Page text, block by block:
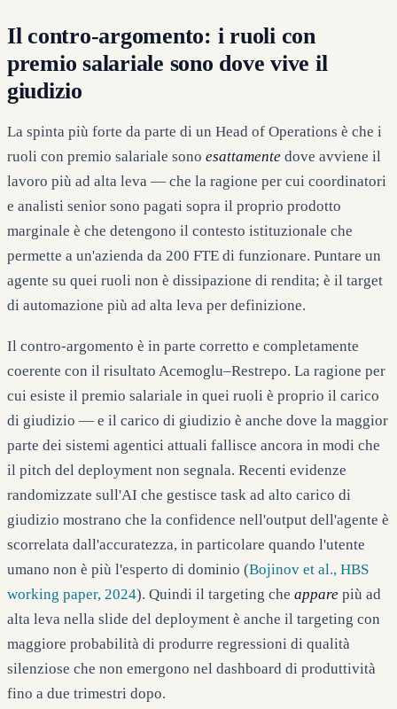
Il contro-argomento: i ruoli con
premio salariale sono dove vive il
giudizio
La spinta più forte da parte di un Head of Operations è che i
ruoli con premio salariale sono esattamente dove avviene il
lavoro più ad alta leva — che la ragione per cui coordinatori
e analisti senior sono pagati sopra il proprio prodotto
marginale è che detengono il contesto istituzionale che
permette a un'azienda da 200 FTE di funzionare. Puntare un
agente su quei ruoli non è dissipazione di rendita; è il target
di automazione più ad alta leva per definizione.
Il contro-argomento è in parte corretto e completamente
coerente con il risultato Acemoglu–Restrepo. La ragione per
cui esiste il premio salariale in quei ruoli è proprio il carico
di giudizio — e il carico di giudizio è anche dove la maggior
parte dei sistemi agentici attuali fallisce ancora in modi che
il pitch del deployment non segnala. Recenti evidenze
randomizzate sull'AI che gestisce task ad alto carico di
giudizio mostrano che la confidence nell'output dell'agente è
scorrelata dall'accuratezza, in particolare quando l'utente
umano non è più l'esperto di dominio (Bojinov et al., HBS
working paper, 2024). Quindi il targeting che appare più ad
alta leva nella slide del deployment è anche il targeting con
maggiore probabilità di produrre regressioni di qualità
silenziose che non emergono nel dashboard di produttività
fino a due trimestri dopo.